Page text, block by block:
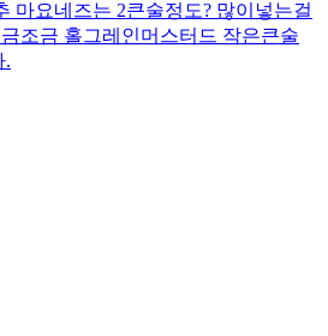
마요네즈는 2큰술정도? 많이넣는걸
조금 홀그레인머스터드 작은큰술
.